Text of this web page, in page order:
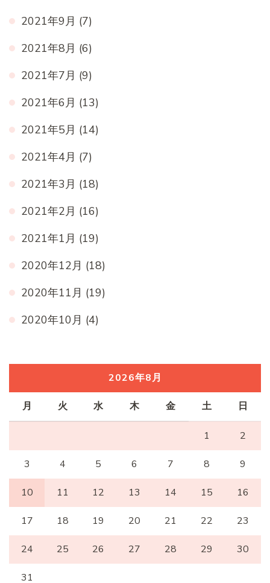
2021年9月 (7)
2021年8月 (6)
2021年7月 (9)
2021年6月 (13)
2021年5月 (14)
2021年4月 (7)
2021年3月 (18)
2021年2月 (16)
2021年1月 (19)
2020年12月 (18)
2020年11月 (19)
2020年10月 (4)
2026年8月
月 火 水 木 金 土 日
1 2
3 4 5 6 7 8 9
10 11 12 13 14 15 16
17 18 19 20 21 22 23
24 25 26 27 28 29 30
31